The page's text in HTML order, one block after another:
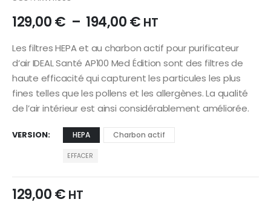
129,00€ – 194,00€ HT
Les filtres HEPA et au charbon actif pour purificateur
d’air IDEAL Santé AP100 Med Édition sont des filtres de
haute efficacité qui capturent les particules les plus
fines telles que les pollens et les allergènes. La qualité
de l’air intérieur est ainsi considérablement améliorée.
VERSION HEPA Charbon actif
EFFACER
129,00€ HT